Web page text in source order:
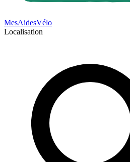
MesAidesVélo
Localisation